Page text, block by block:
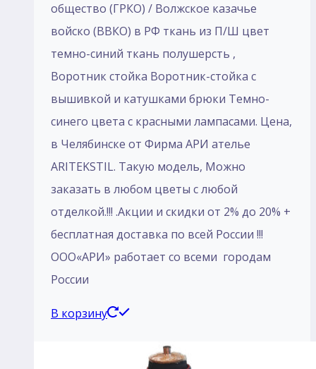
общество (ГРКО) / Волжское казачье
войско (ВВКО) в РФ ткань из П/Ш цвет
темно-синий ткань полушерсть ,
Воротник стойка Воротник-стойка с
вышивкой и катушками брюки Темно-
синего цвета с красными лампасами. Цена,
в Челябинске от Фирма АРИ ателье
ARITEKSTIL. Такую модель, Mожно
заказать в любом цветы с любой
отделкой.!!! .Акции и скидки от 2% до 20% +
бесплатная доставка по всей России !!!
ООО«АРИ» работает со всеми городам
России
В корзину